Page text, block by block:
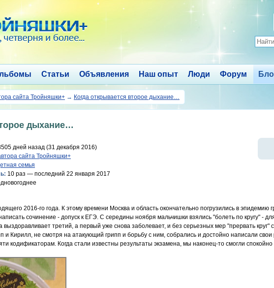
Статьи Объявления Наш опыт Люди Форум
сайта Тройняшки+ → Когда открывается второе дыхание…
дыхание…
дней назад (31 декабря 2016)
сайта Тройняшки+
семья
10 раз — последний 22 января 2017
2016-го года. К этому времени Москва и область окончательно погрузились в эпидемию
сочинение - допуск к ЕГЭ. С середины ноября мальчишки взялись "болеть по кругу" -
выздоравливает третий, а первый уже снова заболевает, и без серьезных мер "прервать
и Кирилл, не смотря на атакующий грипп и борьбу с ним, собрались и достойно написали
кодификаторам. Когда стали известны результаты экзамена, мы наконец-то смогли